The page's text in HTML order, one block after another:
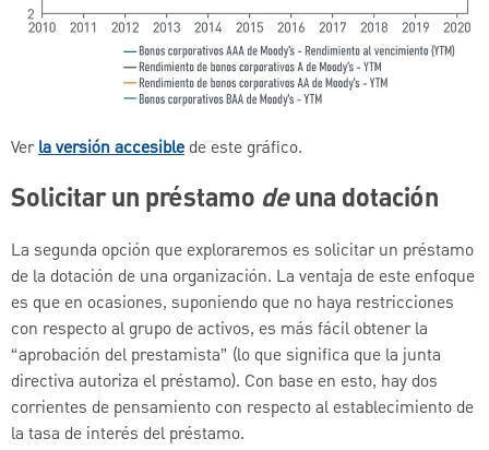
Verla versión accesible de este gráfico.
Solicitar un préstamo deuna dotación
La segunda opción que exploraremos es solicitar un préstamo
de la dotación de una organización. La ventaja de este enfoque
es que en ocasiones, suponiendo que no haya restricciones
con respecto al grupo de activos, es más fácil obtener la
“aprobación del prestamista” (lo que significa que la junta
directiva autoriza el préstamo). Con base en esto, hay dos
corrientes de pensamiento con respecto al establecimiento de
la tasa de interés del préstamo.